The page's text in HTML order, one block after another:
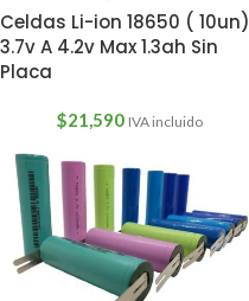
Celdas Li-ion 18650 ( 10un)
3.7v A 4.2v Max 1.3ah Sin
Placa
$21,590 IVA incluido